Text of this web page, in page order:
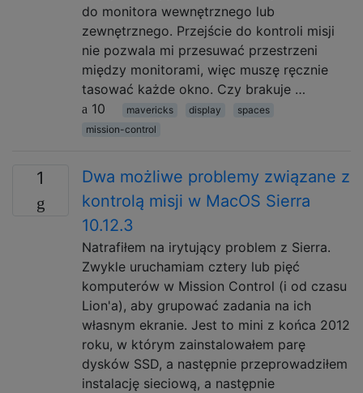
do monitora wewnętrznego lub
zewnętrznego. Przejście do kontroli misji
nie pozwala mi przesuwać przestrzeni
między monitorami, więc muszę ręcznie
tasować każde okno. Czy brakuje …
10
mavericks display
spaces
mission-control
1
Dwa możliwe problemy związane z
kontrolą misji w MacOS Sierra
10.12.3
Natrafiłem na irytujący problem z Sierra.
Zwykle uruchamiam cztery lub pięć
komputerów w Mission Control (i od czasu
Lion'a), aby grupować zadania na ich
własnym ekranie. Jest to mini z końca 2012
roku, w którym zainstalowałem parę
dysków SSD, a następnie przeprowadziłem
instalację sieciową, a następnie